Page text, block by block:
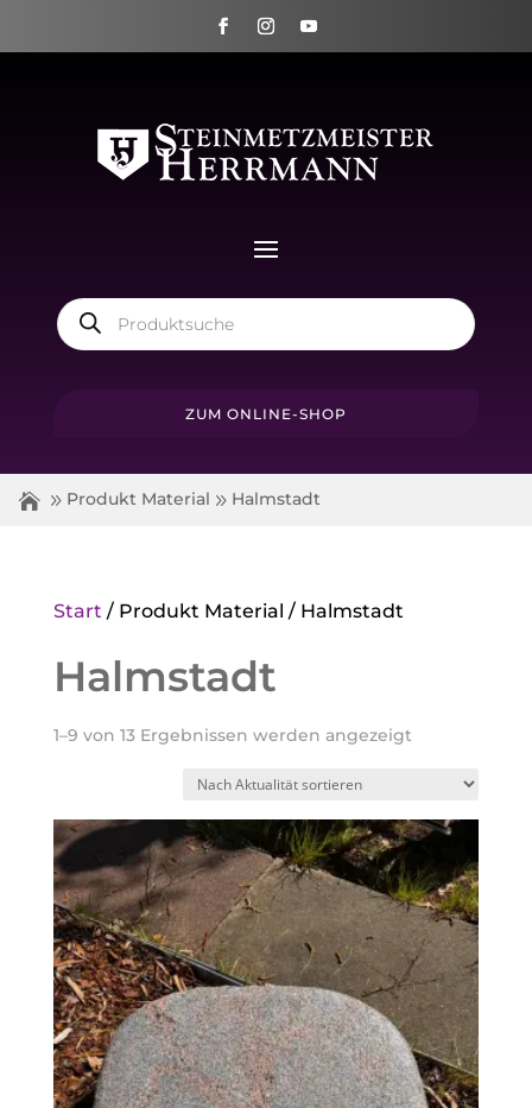
Products
search
ZUM ONLINE-SHOP
Produkt Material Halmstadt
Start / Produkt Material / Halmstadt
Halmstadt
1–9 von 13 Ergebnissen werden angezeigtNach